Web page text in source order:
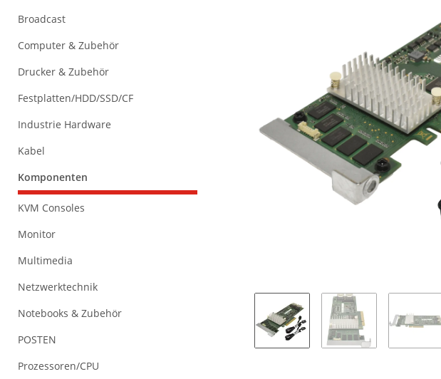
Broadcast
Computer & Zubehör
Drucker & Zubehör
Festplatten/HDD/SSD/CF
Industrie Hardware
Kabel
Komponenten
KVM Consoles
Monitor
Multimedia
Netzwerktechnik
Notebooks & Zubehör
POSTEN
Prozessoren/CPU